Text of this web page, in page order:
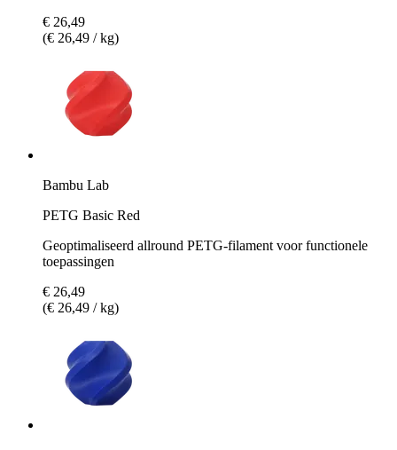
€ 26,49
(€ 26,49 / kg)
Bambu Lab
PETG Basic Red
Geoptimaliseerd allround PETG-filament voor functionele
toepassingen
€ 26,49
(€ 26,49 / kg)